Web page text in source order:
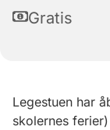
Gratis
Legestuen har
skolernes